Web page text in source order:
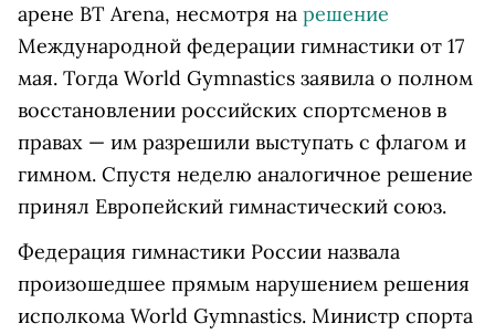
арене BT Arena, несмотря на решение
Международной федерации гимнастики от 17
мая. Тогда World Gymnastics заявила о полном
восстановлении российских спортсменов в
правах — им разрешили выступать с флагом и
гимном. Спустя неделю аналогичное решение
принял Европейский гимнастический союз.
Федерация гимнастики России назвала
произошедшее прямым нарушением решения
исполкома World Gymnastics. Министр спорта